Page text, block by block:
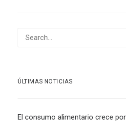
ÚLTIMAS NOTICIAS
El consumo alimentario crece